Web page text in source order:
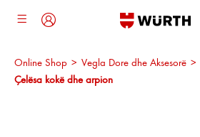
kryesore
Online Shop > Vegla Dore dhe Aksesorë >
Çelësa kokë dhe arpion